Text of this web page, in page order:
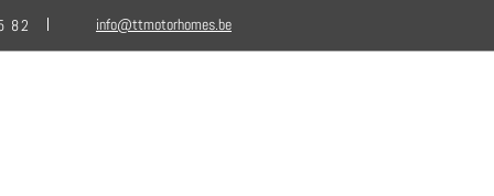
82 info@ttmotorhomes.be